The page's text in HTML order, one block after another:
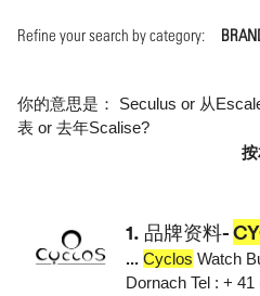
Refine your search by category:
你的意思是： Seculus or 从
表 or 去年Scalise?
1. 品牌资料-
... Cyclos Watch
Dornach Tel : +